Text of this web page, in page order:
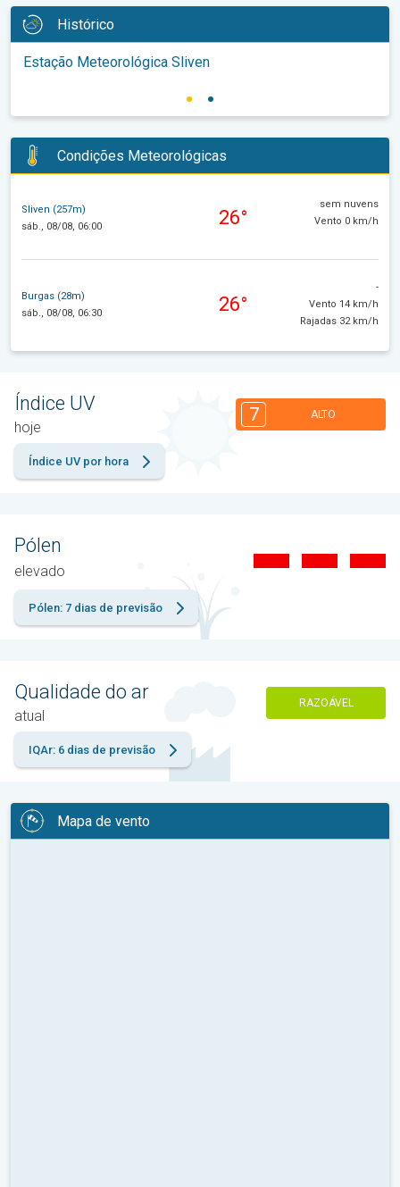
Histórico
Estação Meteorológica Sliven
Condições Meteorológicas
Sliven (257m)
sáb., 08/08, 06:00
26°
sem nuvens
Vento 0 km/h
Burgas (28m)
sáb., 08/08, 06:30
26°
-
Vento 14 km/h
Rajadas 32 km/h
Índice UV
hoje
7 ALTO
Índice UV por hora
Pólen
elevado
Pólen: 7 dias de previsão
Qualidade do ar
atual
RAZOÁVEL
IQAr: 6 dias de previsão
Mapa de vento